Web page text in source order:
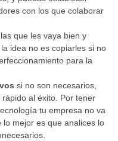
con los que colaborar
que les vaya bien y
idea no es copiarles si no
para la
si no son necesarios,
al éxito. Por tener
tu empresa no va
mejor es que analices lo